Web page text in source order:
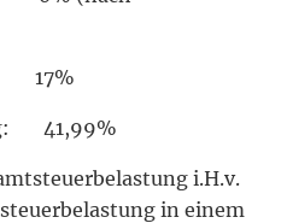
17%
41,99%
i.H.v.
in einem